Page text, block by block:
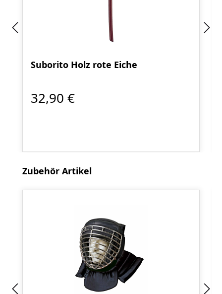
Suborito Holz rote Eiche
32,90 €
Produktgalerie überspringen
Zubehör Artikel